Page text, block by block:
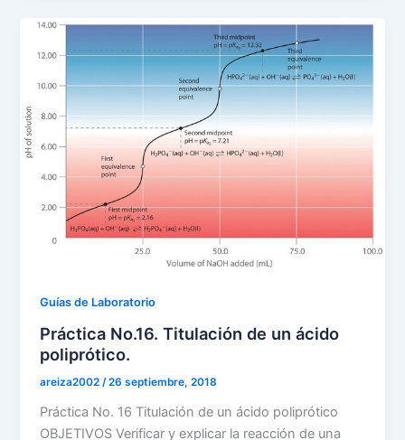
Guías de Laboratorio
Práctica No.16. Titulación de un ácido
poliprótico.
areiza2002 /26 septiembre, 2018
Práctica No. 16 Titulación de un ácido poliprótico
OBJETIVOS Verificar y explicar la reacción de una